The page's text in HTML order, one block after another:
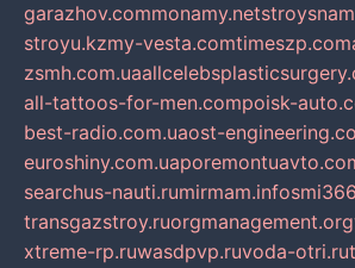
garazhov.commonamy.net
stroyu.kzmy-vesta.comtimeszp.com
zsmh.com.ua
all-tattoos-for-men.compoisk-
best-radio.com.uaost-
euroshiny.com.ua
searchus-nauti.rumirmam.info
transgazstroy.ruorgmanagement.org
xtreme-rp.ruwasdpvp.ruvoda-otri.ru